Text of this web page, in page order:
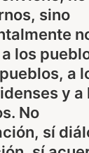
sino
los
a
y a
No
sí